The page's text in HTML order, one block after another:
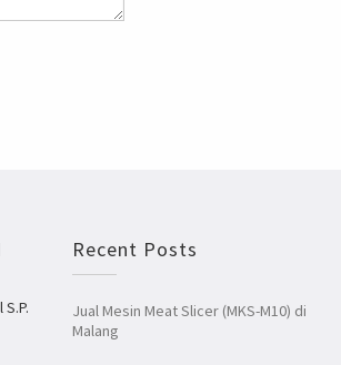
Recent Posts
Jual Mesin Meat Slicer (MKS-M10) di
Malang